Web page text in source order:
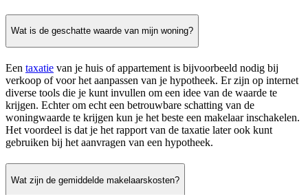
Wat is de geschatte waarde van mijn woning?
Een taxatie van je huis of appartement is bijvoorbeeld nodig bij
verkoop of voor het aanpassen van je hypotheek. Er zijn op internet
diverse tools die je kunt invullen om een idee van de waarde te
krijgen. Echter om echt een betrouwbare schatting van de
woningwaarde te krijgen kun je het beste een makelaar inschakelen.
Het voordeel is dat je het rapport van de taxatie later ook kunt
gebruiken bij het aanvragen van een hypotheek.
Wat zijn de gemiddelde makelaarskosten?